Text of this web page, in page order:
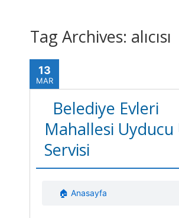
Tag Archives: alıcısı
13
MAR
Belediye Evleri
Mahallesi Uyducu
Servisi
🏠 Anasayfa